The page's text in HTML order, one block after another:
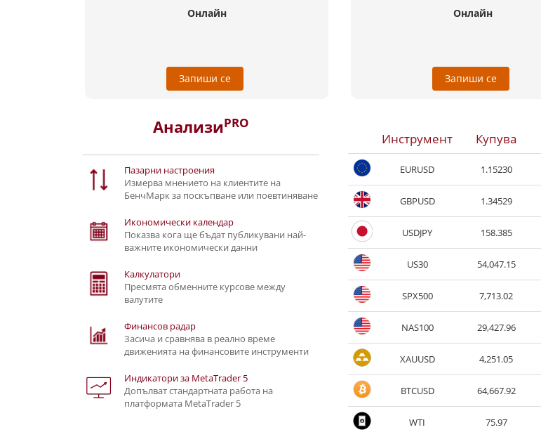
Онлайн
Запиши се
Онлайн
Запиши се
АнализиPRO
Пазарни настроения
Измерва мнението на клиентите на
БенчМарк за поскъпване или поевтиняване
Икономически календар
Показва кога ще бъдат публикувани най-
важните икономически данни
Калкулатори
Пресмята обменните курсове между
валутите
Финансов радар
Засича и сравнява в реално време
движенията на финансовите инструменти
Индикатори за MetaTrader 5
Допълват стандартната работа на
платформата MetaTrader 5